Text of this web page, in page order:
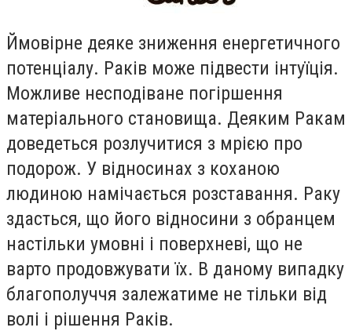
Ймовiрне деяке зниження енергетичного
потенцiалу. Ракiв може пiдвести iнтуїцiя.
Можливе несподiване погiршення
матерiального становища. Деяким Ракам
доведеться розлучитися з мрiєю про
подорож. У вiдносинах з коханою
людиною намiчається розставання. Раку
здасться, що його вiдносини з обранцем
настiльки умовнi i поверхневi, що не
варто продовжувати їх. В даному випадку
благополуччя залежатиме не тiльки вiд
волi i рiшення Ракiв.